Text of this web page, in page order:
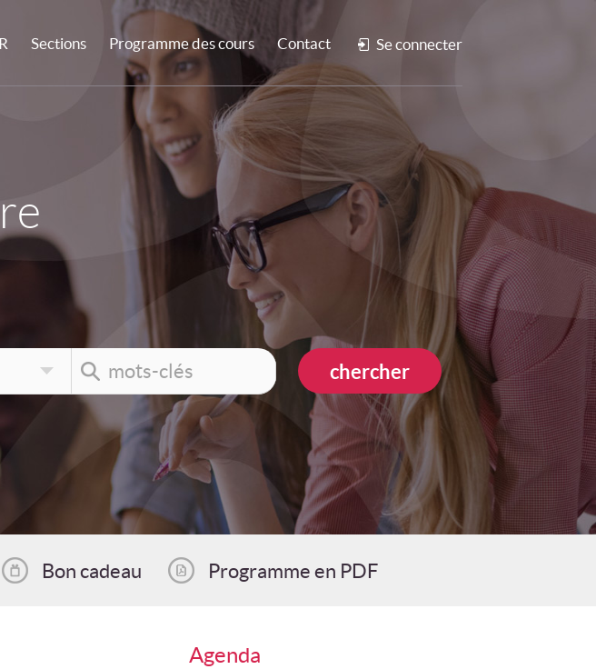
Sections Programme des cours Contact Se connecter
Bon cadeau Programme en PDF
Agenda